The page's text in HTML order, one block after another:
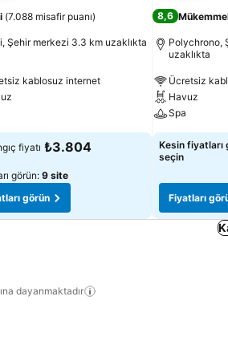
(7.088 misafir puanı)
Şehir merkezi 3.3 km uzaklıkta
kablosuz internet
fiyatı ₺3.804
görün: 9 site
görün
8,6
Polychrono,
uzaklıkta
Ücretsiz
Havuz
Spa
Kesin
seçin
Fiyatları
dayanmaktadır